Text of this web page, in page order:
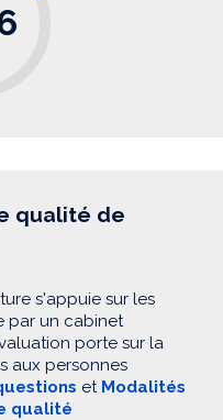
qualité de
s'appuie sur les
par un cabinet
porte sur la
aux personnes
et Modalités
qualité